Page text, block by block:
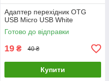
Адаптер перехідник OTG
USB Micro USB White
Готово до відправки
19 ₴ 40 ₴
Купити